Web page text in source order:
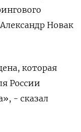
Новак
которая
России
- сказал